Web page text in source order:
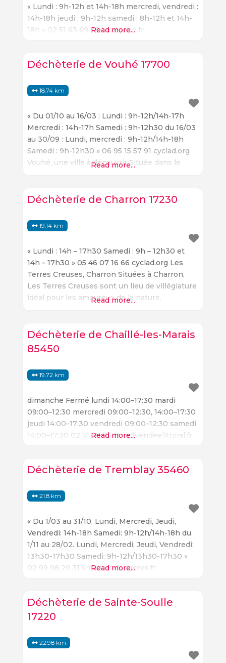
« Lundi : 9h-12h et 14h-18h mercredi, vendredi :
14h-18h jeudi : 9h-12h samedi : 8h-12h et 14h-
18h » 02 51 63 69 29 brangeon.fr
Read more...
Déchèterie de Vouhé 17700
18.74 km
« Du 01/10 au 16/03 : Lundi : 9h-12h/14h-17h
Mercredi : 14h-17h Samedi : 9h-12h30 du 16/03
au 30/09 : Lundi, mercredi : 9h-12h/14h-18h
Samedi : 9h-12h30 » 06 95 15 57 91 cyclad.org
Vouhé, une ville à découvrir Située dans le
variés, ses monuments historiques et ses
Read more...
Déchèterie de Charron 17230
19.14 km
« Lundi : 14h – 17h30 Samedi : 9h – 12h30 et
14h – 17h30 » 05 46 07 16 66 cyclad.org Les
Terres Creuses, Charron Situées à Charron,
Les Terres Creuses sont un lieu de villégiature
idéal pour les amoureux de la nature.
admirer. Les
Read more...
Déchèterie de Chaillé-les-Marais
85450
19.72 km
dimanche Fermé lundi 14:00–17:30 mardi
09:00–12:30 mercredi 09:00–12:30, 14:00–17:30
jeudi 14:00–17:30 vendredi 09:00–12:30 samedi
14:00–17:30 02 51 28 05 11 sudvendeelittoral.fr
Read more...
Déchèterie de Tremblay 35460
21.8 km
« Du 1/03 au 31/10. Lundi, Mercredi, Jeudi,
Vendredi: 14h-18h Samedi: 9h-12h/14h-18h du
1/11 au 28/02. Lundi, Mercredi, Jeudi, Vendredi:
13h30-17h30 Samedi: 9h-12h/13h30-17h30 »
02 99 98 29 31 smictom-fougeres.fr
Read more...
Déchèterie de Sainte-Soulle
17220
22.98 km